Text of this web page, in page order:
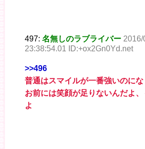
497: 名無しのラブライバー 2016/
23:38:54.01 ID:+ox2Gn0Yd.net
>>496
普通はスマイルが一番強いのにな
お前には笑顔が足りないんだよ
よ